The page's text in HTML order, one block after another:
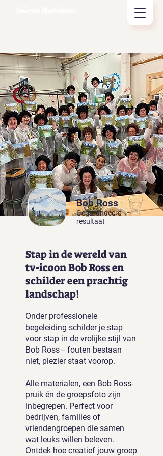
Bob Ross
Gegarandeerd
resultaat
Stap in de wereld van
tv-icoon Bob Ross en
schilder een prachtig
landschap!
Onder professionele
begeleiding schilder je stap
voor stap in de vrolijke stijl van
Bob Ross – fouten bestaan
niet, plezier staat voorop.
Alle materialen, een Bob Ross-
pruik én de groepsfoto zijn
inbegrepen. Perfect voor
bedrijven, families of
vriendengroepen die samen
wat leuks willen beleven.
Ontdek hoe creatief jouw groep